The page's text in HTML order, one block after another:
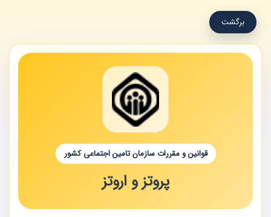
برگشت
قوانین و مقررات سازمان تامین اجتماعی کشور
پروتز و اروتز